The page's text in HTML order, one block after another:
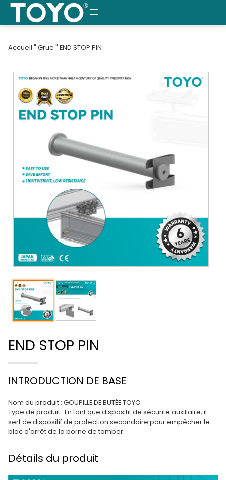
Skip
content
MENU
Accueil " Grue " END STOP PIN
END STOP PIN
INTRODUCTION DE BASE
Nom du produit : GOUPILLE DE BUTÉE TOYO
Type de produit : En tant que dispositif de sécurité auxiliaire, il
sert de dispositif de protection secondaire pour empêcher le
bloc d'arrêt de la borne de tomber.
Détails du produit